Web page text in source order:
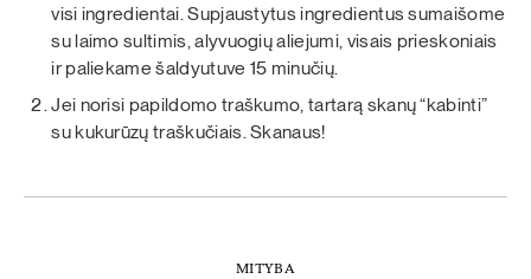
visi ingredientai. Supjaustytus ingredientus sumaišome
su laimo sultimis, alyvuogių aliejumi, visais prieskoniais
ir paliekame šaldyutuve 15 minučių.
Jei norisi papildomo traškumo, tartarą skanų “kabinti”
su kukurūzų traškučiais. Skanaus!
MITYBA